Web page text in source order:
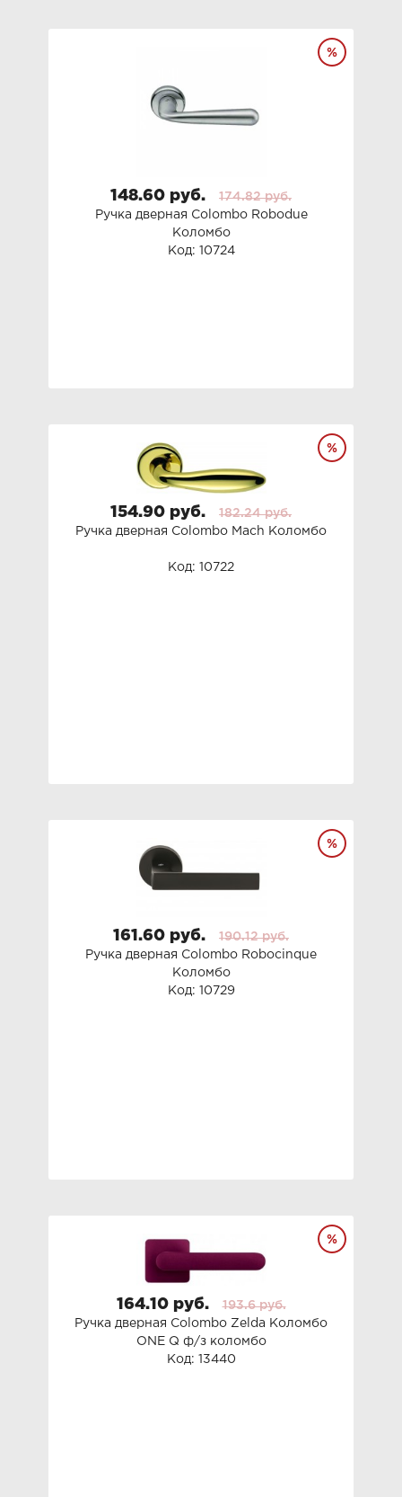
148.60 руб.
174.82 руб.
Ручка дверная Colombo Robodue
Коломбо
Код: 10724
154.90 руб.
182.24 руб.
Ручка дверная Colombo Mach Коломбо
Код: 10722
161.60 руб.
190.12 руб.
Ручка дверная Colombo Roboсinque
Коломбо
Код: 10729
164.10 руб.
193.6 руб.
Ручка дверная Colombo Zelda Коломбо
ONE Q ф/з коломбо
Код: 13440